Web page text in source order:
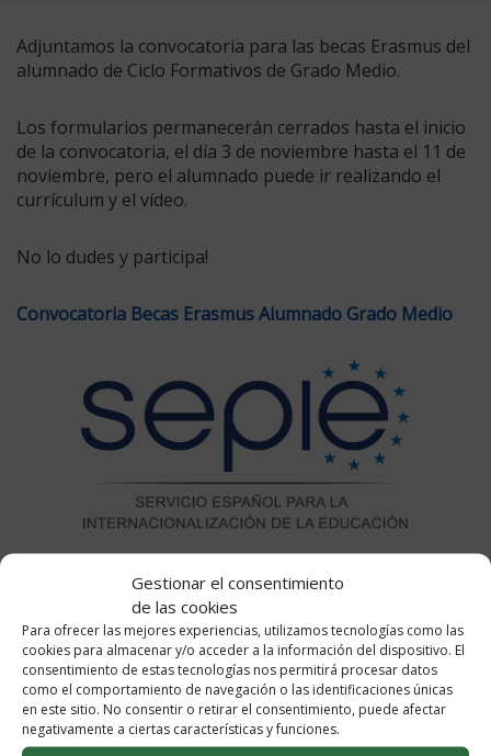
Gestionar el consentimiento
de las cookies
Para ofrecer las mejores experiencias, utilizamos tecnologías como las
cookies para almacenar y/o acceder a la información del dispositivo. El
consentimiento de estas tecnologías nos permitirá procesar datos
como el comportamiento de navegación o las identificaciones únicas
en este sitio. No consentir o retirar el consentimiento, puede afectar
negativamente a ciertas características y funciones.
Adjuntamos la convocatoria para las becas Erasmus del
alumnado de Ciclo Formativos de Grado Medio.
Los formularios permanecerán cerrados hasta el inicio
de la convocatoria, el día 3 de noviembre hasta el 11 de
noviembre, pero el alumnado puede ir realizando el
currículum y el vídeo.
No lo dudes y participa!
Convocatoria Becas Erasmus Alumnado Grado Medio